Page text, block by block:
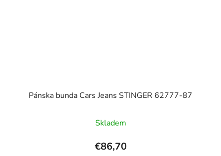
Pánska bunda Cars Jeans STINGER 62777-87
Skladem
€86,70